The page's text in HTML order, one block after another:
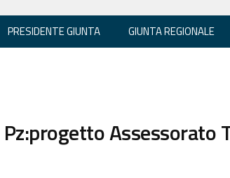
PRESIDENTE GIUNTA GIUNTA REGIONALE
Assessorato